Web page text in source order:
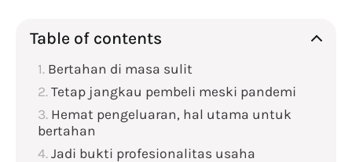
Table of contents
Bertahan di masa sulit
Tetap jangkau pembeli meski pandemi
Hemat pengeluaran, hal utama untuk
bertahan
Jadi bukti profesionalitas usaha